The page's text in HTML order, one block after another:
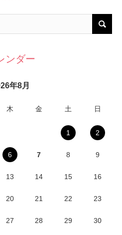
ンダー
年8月
木 金 土 日
1 2
6 7 8 9
13 14 15 16
20 21 22 23
27 28 29 30